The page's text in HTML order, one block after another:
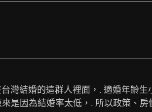
灣結婚的這群人裡面，. 適婚年齡生
是因為結婚率太低，. 所以政策、房